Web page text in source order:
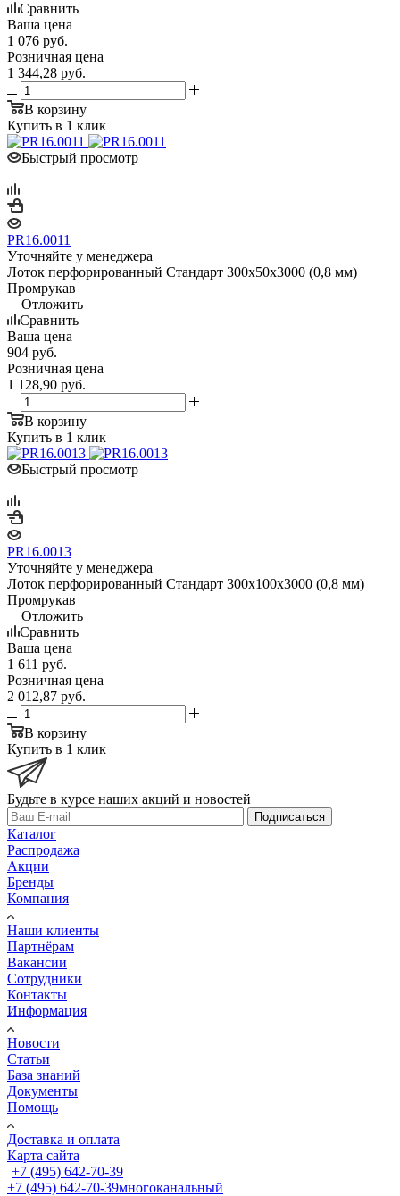
Сравнить
Ваша цена
1 076 руб.
Розничная цена
1 344,28 руб.
В корзину
Купить в 1 клик
Быстрый просмотр
PR16.0011
Уточняйте у менеджера
Лоток перфорированный Стандарт 300х50х3000 (0,8 мм)
Промрукав
Отложить
Сравнить
Ваша цена
904 руб.
Розничная цена
1 128,90 руб.
В корзину
Купить в 1 клик
Быстрый просмотр
PR16.0013
Уточняйте у менеджера
Лоток перфорированный Стандарт 300х100х3000 (0,8 мм)
Промрукав
Отложить
Сравнить
Ваша цена
1 611 руб.
Розничная цена
2 012,87 руб.
В корзину
Купить в 1 клик
Будьте в курсе наших акций и новостей
Подписаться
Каталог
Распродажа
Акции
Бренды
Компания
Наши клиенты
Партнёрам
Вакансии
Сотрудники
Контакты
Информация
Новости
Статьи
База знаний
Документы
Помощь
Доставка и оплата
Карта сайта
+7 (495) 642-70-39
+7 (495) 642-70-39многоканальный